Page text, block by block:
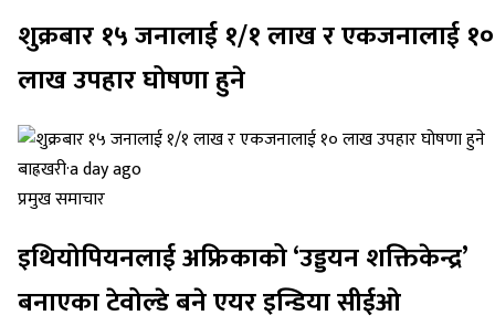
शुक्रबार १५ जनालाई १/१ लाख र एकजनालाई १०
लाख उपहार घोषणा हुने
बाह्रखरी·a day ago
प्रमुख समाचार
इथियोपियनलाई अफ्रिकाको ‘उड्डयन शक्तिकेन्द्र’
बनाएका टेवोल्डे बने एयर इन्डिया सीईओ